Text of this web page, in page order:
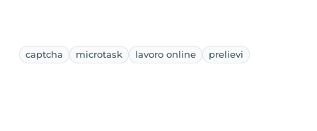
captcha microtask lavoro online prelievi